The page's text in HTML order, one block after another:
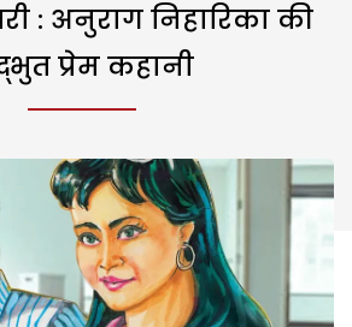
: अनुराग निहारिका की
प्रेम कहानी